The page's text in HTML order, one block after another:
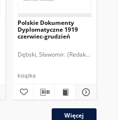
Polskie Dokumenty
Dyplomatyczne 1919
czerwiec-grudzień
Dębski, Sławomir. (Redaktor)
książka
Więcej